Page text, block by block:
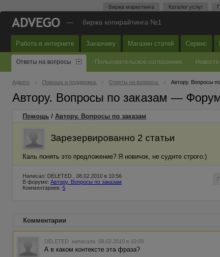
Биржа маркетинга Каталог услуг
— биржа копирайтинга №1
Работа в интернете Заказчику Магазин статей Сервис
Ответы на вопросы Пользовательское соглашение Новости
Адвего Помощь и поддержка Ответы на вопросы Автору. Вопросы
Автору. Вопросы по заказам —
Помощь / Автору. Вопросы по заказам
Зарезервированно 2 статьи
Каль понять это предложение? Я новичок, не судите строго:)
Написал: DELETED , 08.02.2010 в 10:56
В форуме: Автору. Вопросы по заказам
Комментариев: 5
Комментарии
DELETED написала 08.02.2010 в 10:59
А в каком контексте эта фраза?